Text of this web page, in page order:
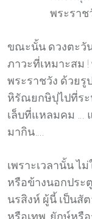
พระราช
ขณะนั้น ดวงตะวั
ภาวะที่เหมาะสม
พระราชวัง ด้วย
หิรัณยกษิปุไปที่ระ
เล็บที่แหลมคม …
มากิน….
เพราะเวลานั้น ไ
หรือข้างนอกประ
นรสิงห์ ผู้นี้ เป็นสั
หรือเทพ, ยักษ์หรื